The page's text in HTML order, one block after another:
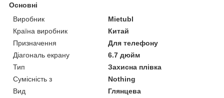
Основні
Виробник
Mietubl
Країна виробник
Китай
Призначення
Для телефону
Діагональ екрану
6.7 дюйм
Тип
Захисна плівка
Сумісність з
Nothing
Вид
Глянцева